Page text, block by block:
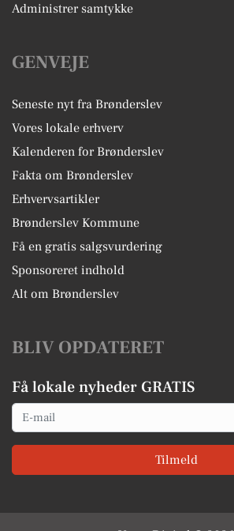
Administrer samtykke
GENVEJE
Seneste nyt fra Brønderslev
Vores lokale erhverv
Kalenderen for Brønderslev
Fakta om Brønderslev
Erhvervsartikler
Brønderslev Kommune
Få en gratis salgsvurdering
Sponsoreret indhold
Alt om Brønderslev
BLIV OPDATERET
Få lokale nyheder GRATIS
Email
Tilmeld